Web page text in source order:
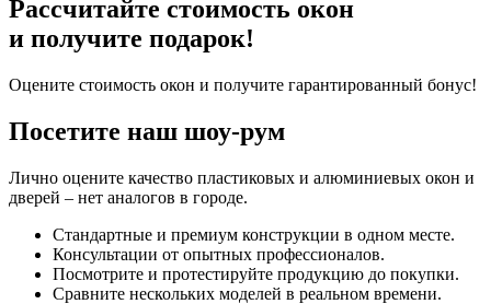
Рассчитайте стоимость окон
и получите подарок!
Оцените стоимость окон и получите гарантированный бонус!
Посетите наш шоу-рум
Лично оцените качество пластиковых и алюминиевых окон и
дверей – нет аналогов в городе.
Стандартные и премиум конструкции в одном месте.
Консультации от опытных профессионалов.
Посмотрите и протестируйте продукцию до покупки.
Сравните нескольких моделей в реальном времени.